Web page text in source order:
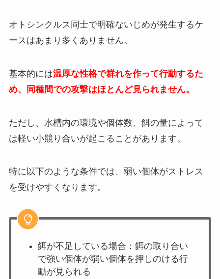
オトシンクルス同士で明確ないじめが発生するケ
ースはあまり多くありません。
基本的には温厚な性格で群れを作って行動するた
め、同種間での攻撃はほとんど見られません。
ただし、水槽内の環境や個体数、餌の量によって
は軽い小競り合いが起こることがあります。
特に以下のような条件では、弱い個体がストレス
を受けやすくなります。
餌が不足している場合：餌の取り合い
で強い個体が弱い個体を押しのける行
動が見られる